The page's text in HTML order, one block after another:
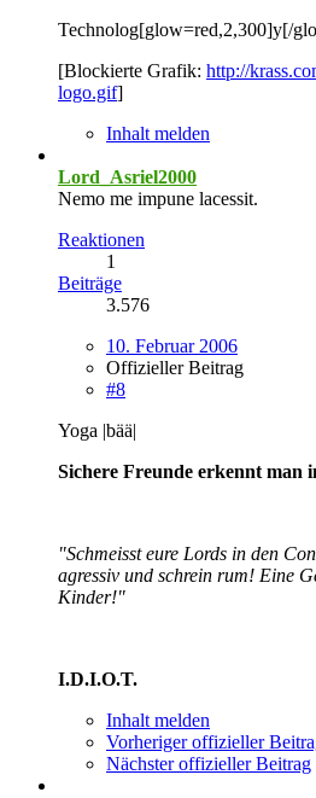
Technolog[glow=red,2,300]y[/
[Blockierte Grafik: http://
logo.gif]
Inhalt melden
Lord_Asriel2000
Nemo me impune lacessit.
Reaktionen
1
Beiträge
3.576
10. Februar 2006
Offizieller Beitrag
#8
Yoga |bää|
Sichere Freunde erkennt man
"Schmeisst eure Lords in den
agressiv und schrein rum! Eine
Kinder!"
I.D.I.O.T.
Inhalt melden
Vorheriger offizieller
Nächster offizieller Beitrag